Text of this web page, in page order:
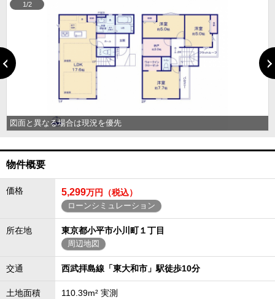
図面と異なる場合は現況を優先
1/2
物件概要
価格 5,299万円（税込）
ローンシミュレーション
所在地 東京都小平市小川町１丁目
周辺地図
交通 西武拝島線「東大和市」駅徒歩10分
土地面積 110.39m² 実測